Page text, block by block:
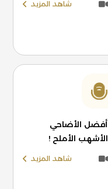
شاهد المزيد
أفضل الأضاحي
الأشهب الأملح !
شاهد المزيد